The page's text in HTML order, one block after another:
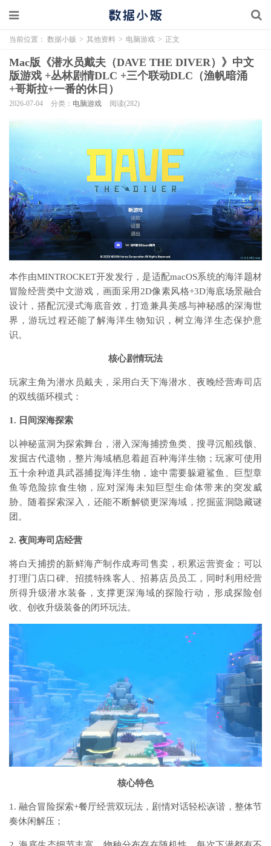
当前位置： 数据小贩 > 其他资料 > 电脑游戏 > 正文
Mac版《潜水员戴夫（DAVE THE DIVER）》中文
版游戏 +丛林剧情DLC +三个联动DLC（渔帆暗涌
+哥斯拉+一番的休日）
2026-07-04 分类： 电脑游戏 阅读(282)
本作由MINTROCKET开发发行，是适配macOS系统的海洋题材
冒险经营类中文游戏，画面采用2D像素风格+3D海底场景融合
设计，搭配沉浸式海底音效，打造兼具美感与神秘感的深海世
界，游玩过程还能了解海洋生物知识，树立海洋生态保护意
识。
核心剧情玩法
玩家主角为潜水员戴夫，采用白天下海潜水、夜晚经营寿司店
的双线循环模式：
1. 日间深海探索
以神秘蓝洞为探索舞台，潜入深海捕捞鱼类、搜寻沉船残骸、
发掘古代遗物，整片海域栖息着超百种海洋生物；玩家可使用
五十余种道具武器捕捉海洋生物，途中需要躲避鲨鱼、巨型章
鱼等危险掠食生物，应对深海未知巨型生命体带来的突发威
胁。随着探索深入，还能不断解锁更深海域，挖掘蓝洞隐藏谜
团。
2. 夜间寿司店经营
将白天捕捞的新鲜海产制作成寿司售卖，积累运营资金；可以
打理门店口碑、招揽特殊客人、招募店员员工，同时利用经营
所得升级潜水装备，支撑更深海域的探险行动，形成探险创
收、创收升级装备的闭环玩法。
核心特色
1. 融合冒险探索+餐厅经营双玩法，剧情对话轻松诙谐，整体节
奏休闲解压；